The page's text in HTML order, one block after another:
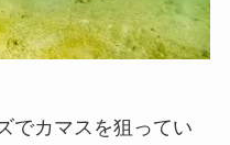
でカマスを狙ってい